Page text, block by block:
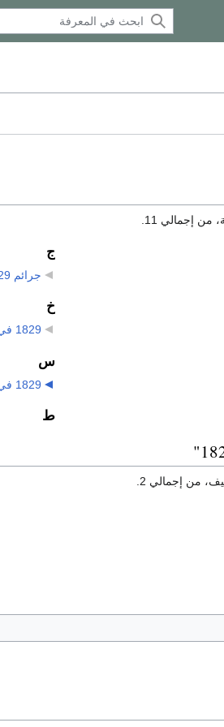
ج
جرائم 1829
خ
1829 في الخيال
س
1829 في السياسة
ط
من إجمالي 2.